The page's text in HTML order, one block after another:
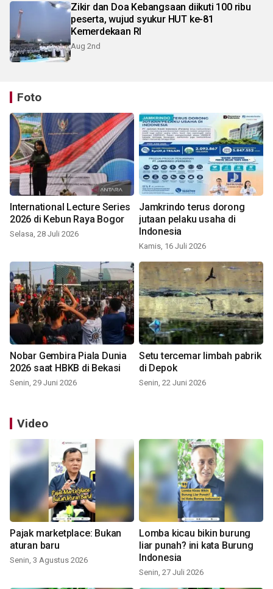
Zikir dan Doa Kebangsaan diikuti 100 ribu
peserta, wujud syukur HUT ke-81
Kemerdekaan RI
Aug 2nd
Foto
International Lecture Series
2026 di Kebun Raya Bogor
Selasa, 28 Juli 2026
Jamkrindo terus dorong
jutaan pelaku usaha di
Indonesia
Kamis, 16 Juli 2026
Nobar Gembira Piala Dunia
2026 saat HBKB di Bekasi
Senin, 29 Juni 2026
Setu tercemar limbah pabrik
di Depok
Senin, 22 Juni 2026
Video
Pajak marketplace: Bukan
aturan baru
Senin, 3 Agustus 2026
Lomba kicau bikin burung
liar punah? ini kata Burung
Indonesia
Senin, 27 Juli 2026